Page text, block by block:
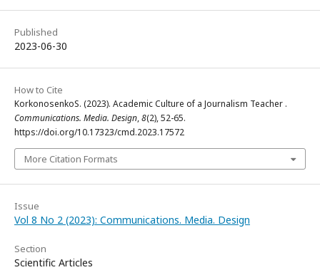
Published
2023-06-30
How to Cite
KorkonosenkoS. (2023). Academic Culture of a Journalism Teacher .
Communications. Media. Design,8(2), 52-65.
https://doi.org/10.17323/cmd.2023.17572
More Citation Formats
Issue
Vol 8 No 2 (2023): Communications. Media. Design
Section
Scientific Articles